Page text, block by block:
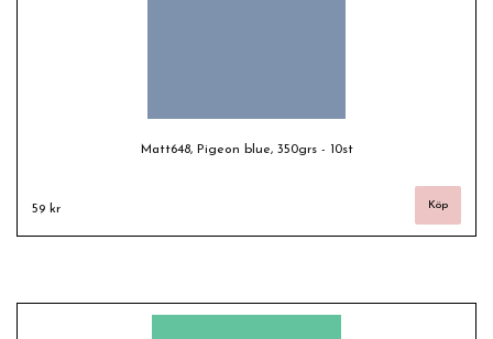
Matt648, Pigeon blue, 350grs - 10st
59 kr